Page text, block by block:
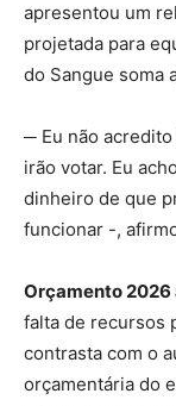
apresentou um
projetada para
do Sangue soma
─ Eu não
irão votar. Eu
dinheiro de que
funcionar -,
Orçamento
falta de recursos
contrasta com o
orçamentária do